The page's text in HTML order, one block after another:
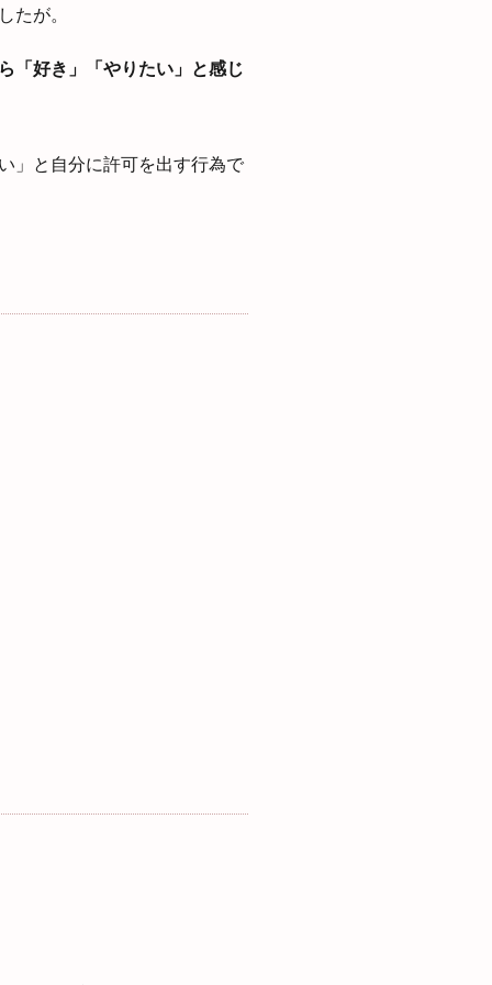
たが。
「好き」「やりたい」と感じ
」と自分に許可を出す行為で